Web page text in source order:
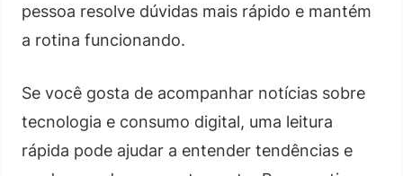
pessoa resolve dúvidas mais rápido e mantém
a rotina funcionando.
Se você gosta de acompanhar notícias sobre
tecnologia e consumo digital, uma leitura
rápida pode ajudar a entender tendências e